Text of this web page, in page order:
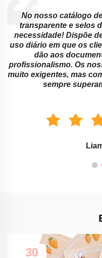
No nosso catálogo
transparente e selos
necessidade! Dispõe
uso diário em que os
dão aos
profissionalismo. Os
muito exigentes, mas
sempre
30